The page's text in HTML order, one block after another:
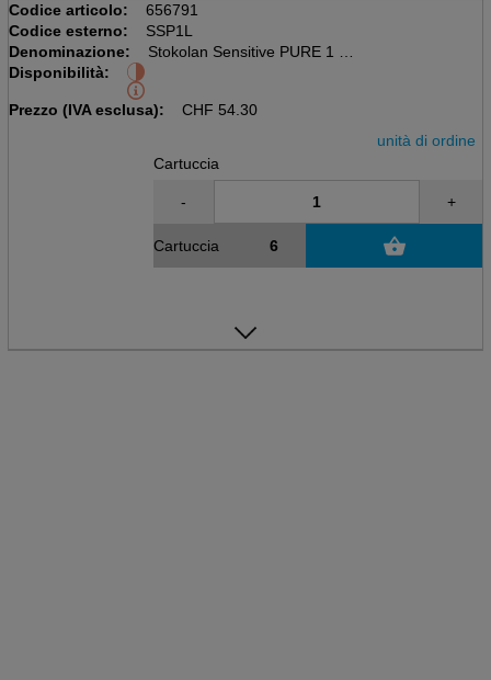
Codice articolo:
656791
Codice esterno:
SSP1L
Denominazione:
Stokolan Sensitive PURE 1 L
Disponibilità:
Prezzo (IVA esclusa): CHF 54.30
unità di ordine
Cartuccia
- +
Cartuccia